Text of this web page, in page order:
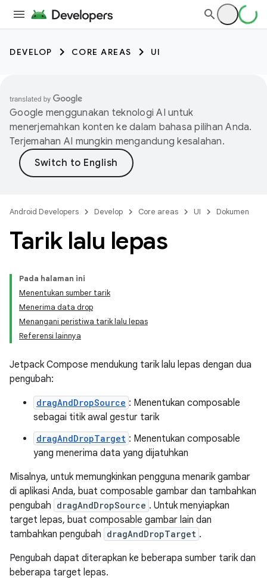
DEVELOP CORE AREAS UI
Google menggunakan teknologi AI untuk
menerjemahkan konten ke dalam bahasa pilihan Anda.
Terjemahan AI mungkin mengandung kesalahan.
Android Developers Develop Core areas UI Dokumen
Tarik lalu lepas
Pada halaman ini
Menentukan sumber tarik
Menerima data drop
Menangani peristiwa tarik lalu lepas
Referensi lainnya
Jetpack Compose mendukung tarik lalu lepas dengan dua
pengubah:
dragAndDropSource : Menentukan composable
sebagai titik awal gestur tarik
dragAndDropTarget : Menentukan composable
yang menerima data yang dijatuhkan
Misalnya, untuk memungkinkan pengguna menarik gambar
di aplikasi Anda, buat composable gambar dan tambahkan
pengubah dragAndDropSource . Untuk menyiapkan
target lepas, buat composable gambar lain dan
tambahkan pengubah dragAndDropTarget .
Pengubah dapat diterapkan ke beberapa sumber tarik dan
beberapa target lepas.